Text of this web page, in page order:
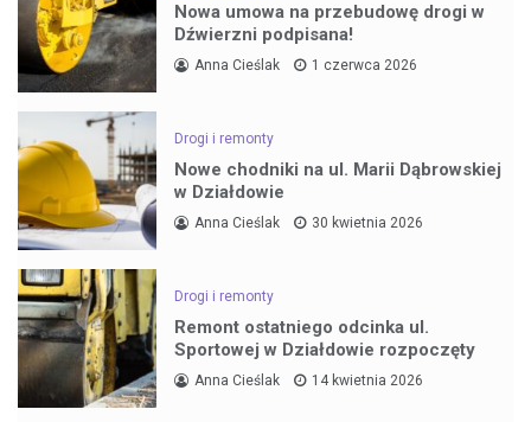
Nowa umowa na przebudowę drogi w
Dźwierzni podpisana!
Anna Cieślak 1 czerwca 2026
Drogi i remonty
Nowe chodniki na ul. Marii Dąbrowskiej
w Działdowie
Anna Cieślak 30 kwietnia 2026
Drogi i remonty
Remont ostatniego odcinka ul.
Sportowej w Działdowie rozpoczęty
Anna Cieślak 14 kwietnia 2026